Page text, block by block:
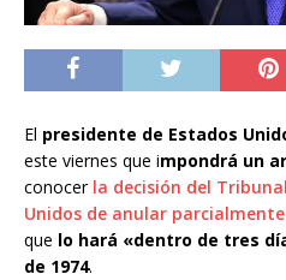
El presidente de Estados
este viernes que impondrá un
conocerla decisión del
Unidos de anular
que lo hará «dentro de tres
de 1974.